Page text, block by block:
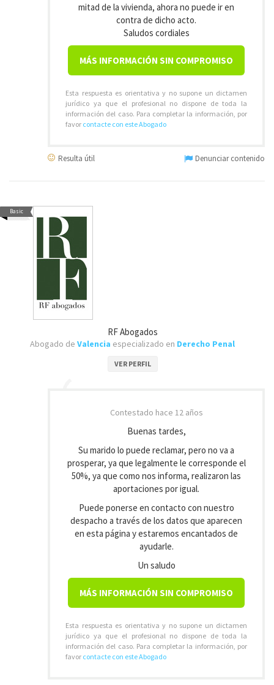
mitad de la vivienda, ahora no puede ir en
contra de dicho acto.
Saludos cordiales
MÁS INFORMACIÓN SIN COMPROMISO
Esta respuesta es orientativa y no supone un dictamen
jurídico ya que el profesional no dispone de toda la
información del caso. Para completar la información, por
favor contacte con este Abogado
Resulta útil Denunciar contenido
Basic
RF Abogados
Abogado de Valencia especializado en Derecho Penal
VER PERFIL
Contestado hace 12 años
Buenas tardes,
Su marido lo puede reclamar, pero no va a
prosperar, ya que legalmente le corresponde el
50%, ya que como nos informa, realizaron las
aportaciones por igual.
Puede ponerse en contacto con nuestro
despacho a través de los datos que aparecen
en esta página y estaremos encantados de
ayudarle.
Un saludo
MÁS INFORMACIÓN SIN COMPROMISO
Esta respuesta es orientativa y no supone un dictamen
jurídico ya que el profesional no dispone de toda la
información del caso. Para completar la información, por
favor contacte con este Abogado